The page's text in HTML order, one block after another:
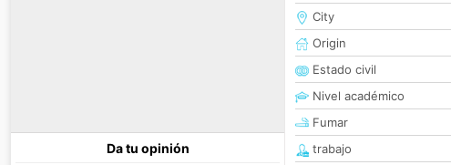
Da tu opinión
City
Origin
Estado civil
Nivel académico
Fumar
trabajo